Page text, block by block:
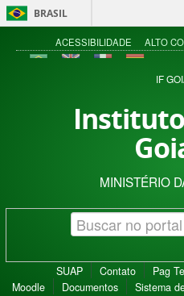
BRASIL
ACESSIBILIDADE ALTO
IF
MINISTÉRIO
SUAP Contato Pag
Moodle
Documentos Sistema